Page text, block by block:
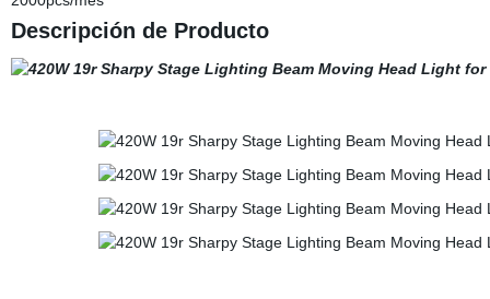
Descripción de Producto